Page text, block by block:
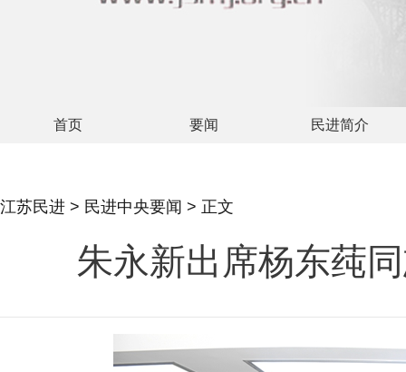
首页 要闻 民进简介
江苏民进 > 民进中央要闻 > 正文
朱永新出席杨东莼